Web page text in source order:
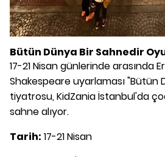
Bütün Dünya Bir Sahnedir
17-21 Nisan günlerinde arasında
Shakespeare uyarlaması "Bütün
tiyatrosu, KidZania İstanbul'da
sahne alıyor.
Tarih: 17-21 Nisan